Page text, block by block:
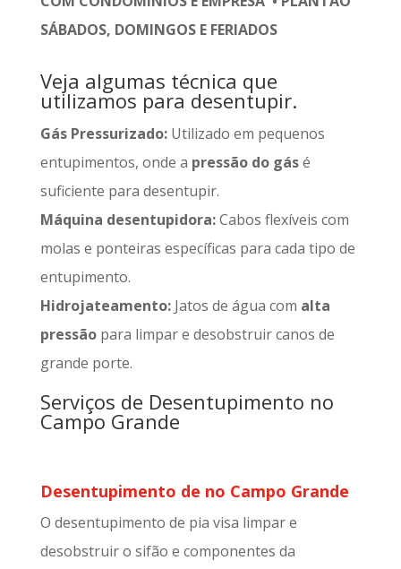
SÁBADOS, DOMINGOS E FERIADOS
Veja algumas técnica que
utilizamos para desentupir.
Gás Pressurizado:Utilizado em pequenos
entupimentos, onde a pressão do gásé
suficiente para desentupir.
Máquina desentupidora:Cabos flexíveis com
molas e ponteiras específicas para cada tipo de
entupimento.
Hidrojateamento:Jatos de água com alta
pressãopara limpar e desobstruir canos de
grande porte.
Serviços de Desentupimento no
Campo Grande
Desentupimento de no Campo Grande
O desentupimento de pia visa limpar e
desobstruir o sifão e componentes da